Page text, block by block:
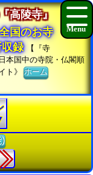
高陵寺』
国のお寺
収録
【『寺
本国中の寺院・仏閣順
ト》ホーム
)